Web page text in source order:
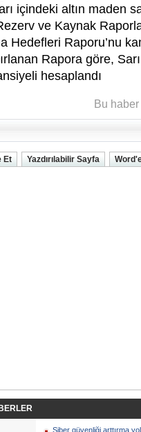
içindeki altın maden
ve Kaynak
Hedefleri Raporu’nu
Rapora göre,
hesaplandı
Bu
Et Yazdırılabilir Sayfa
Siber güvenliği arttırma